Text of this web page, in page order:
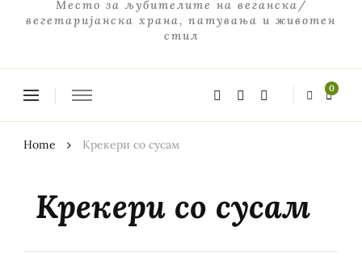
Место за љубителите на веганска/
вегетаријанска храна, патувања и животен
стил
0
Home Крекери со сусам
Крекери со сусам